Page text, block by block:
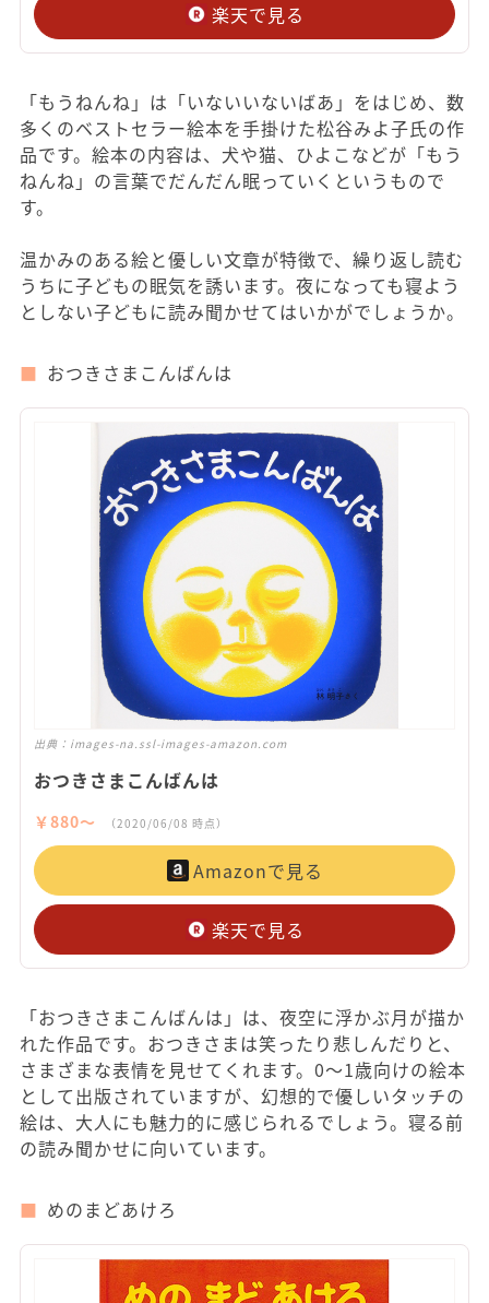
楽天で見る
「もうねんね」は「いないいないばあ」をはじめ、数
多くのベストセラー絵本を手掛けた松谷みよ子氏の作
品です。絵本の内容は、犬や猫、ひよこなどが「もう
ねんね」の言葉でだんだん眠っていくというもので
す。
温かみのある絵と優しい文章が特徴で、繰り返し読む
うちに子どもの眠気を誘います。夜になっても寝よう
としない子どもに読み聞かせてはいかがでしょうか。
おつきさまこんばんは
出典： images-na.ssl-images-amazon.com
おつきさまこんばんは
￥880〜 （2020/06/08 時点）
Amazonで見る
楽天で見る
「おつきさまこんばんは」は、夜空に浮かぶ月が描か
れた作品です。おつきさまは笑ったり悲しんだりと、
さまざまな表情を見せてくれます。0～1歳向けの絵本
として出版されていますが、幻想的で優しいタッチの
絵は、大人にも魅力的に感じられるでしょう。寝る前
の読み聞かせに向いています。
めのまどあけろ